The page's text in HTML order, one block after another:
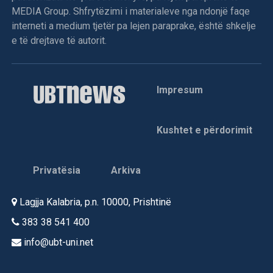
Sfidat reale për çdo qeveri janë prandaj të dyfishta: Të
përgjigjet në mënyrë vendimtare ndaj shqetësimeve të
ligjshme dhe të sigurojë që reforma institucionale, e jo
teatri politik, të mbetet në qendër të bisedës kombëtare.
Pikëpamjet e shprehura në këtë artikull janë të vetë
qëndrimin editorial të Al Jazeera-s.
i politikave publike
MEDIA Group. Shfrytëzimi i materialeve nga ndonjë faqe
interneti a medium tjetër pa lejen paraprake, është shkelje
e të drejtave të autorit.
Impresum
Kushtet e përdorimit
Privatësia Arkiva
Lagjja Kalabria, p.n. 10000, Prishtinë
383 38 541 400
info@ubt-uni.net